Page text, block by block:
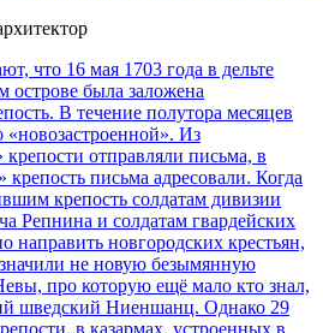
что 16 мая 1703 года в дельте
была заложена
В течение полутора месяцев
«новозастроенной». Из
крепости отправляли письма, в
крепость письма адресовали. Когда
крепость солдатам дивизии
Репнина и солдатам гвардейских
направить новгородских крестьян,
не новую безымянную
про которую ещё мало кто знал,
шведский Ниеншанц. Однако 29